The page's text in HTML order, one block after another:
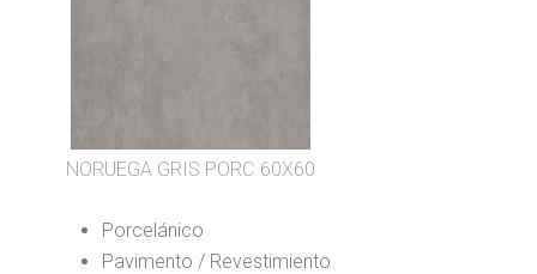
NORUEGA GRIS PORC 60X60
Porcelánico
Pavimento / Revestimiento